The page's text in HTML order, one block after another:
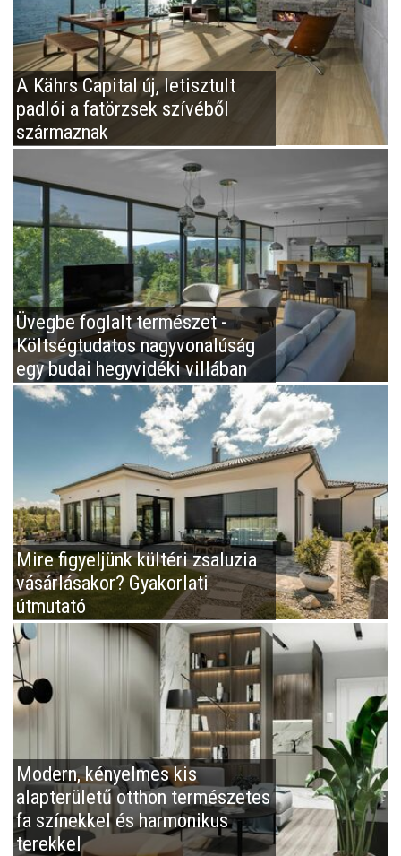
A Kährs Capital új, letisztult
padlói a fatörzsek szívéből
származnak
Üvegbe foglalt természet -
Költségtudatos nagyvonalúság
egy budai hegyvidéki villában
Mire figyeljünk kültéri zsaluzia
vásárlásakor? Gyakorlati
útmutató
Modern, kényelmes kis
alapterületű otthon természetes
fa színekkel és harmonikus
terekkel